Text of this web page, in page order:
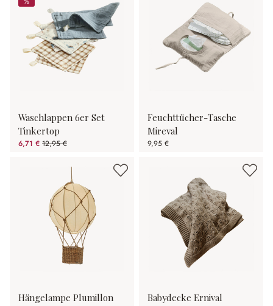
%
Waschlappen 6er Set
Tinkertop
6,71 € 12,95 €
(48.19% gespart)
Feuchttücher-Tasche
Mireval
9,95 €
Hängelampe Plumillon Babydecke Ernival